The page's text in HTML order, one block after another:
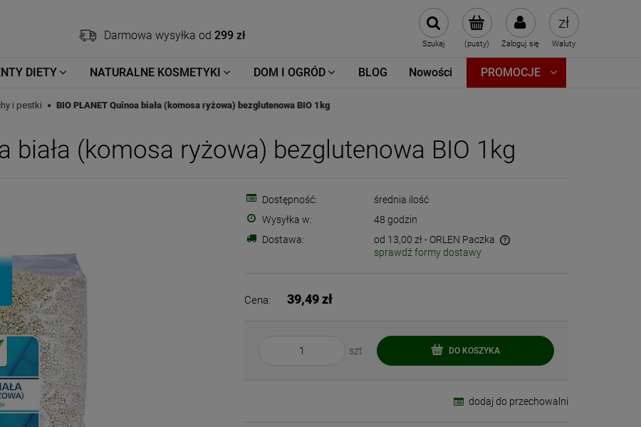
Darmowa wysyłka od 299 zł
(pusty) Zaloguj się
Szukaj Waluty
DIETY NATURALNE KOSMETYKI DOM I OGRÓD BLOG Nowości PROMOCJE
i pestki BIO PLANET Quinoa biała (komosa ryżowa) bezglutenowa BIO 1kg
biała (komosa ryżowa) bezglutenowa BIO 1kg
Dostępność:
średnia ilość
Wysyłka w:
48 godzin
Dostawa:
od 13,00 zł - ORLEN Paczka
sprawdź formy dostawy
Cena: 39,49 zł
szt DO KOSZYKA
dodaj do przechowalni